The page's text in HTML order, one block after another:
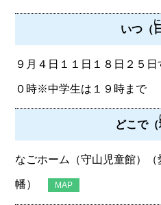
いつ（
９月４日１１日１８日２５
０時※中学生は１９時まで
どこで（
なごホーム（守山児童館）
幡） MAP